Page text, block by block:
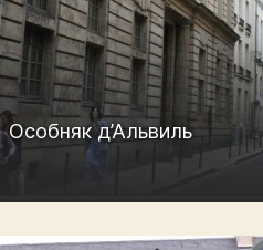
Особняк д’Альвиль